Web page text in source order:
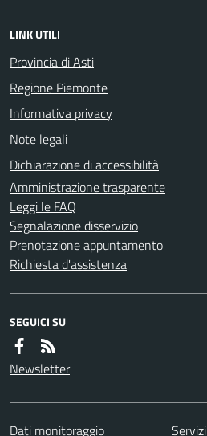
LINK UTILI
Provincia di Asti
Regione Piemonte
Informativa privacy
Note legali
Dichiarazione di accessibilità
Amministrazione trasparente
Leggi le FAQ
Segnalazione disservizio
Prenotazione appuntamento
Richiesta d'assistenza
SEGUICI SU
Newsletter
Dati monitoraggio Servizi